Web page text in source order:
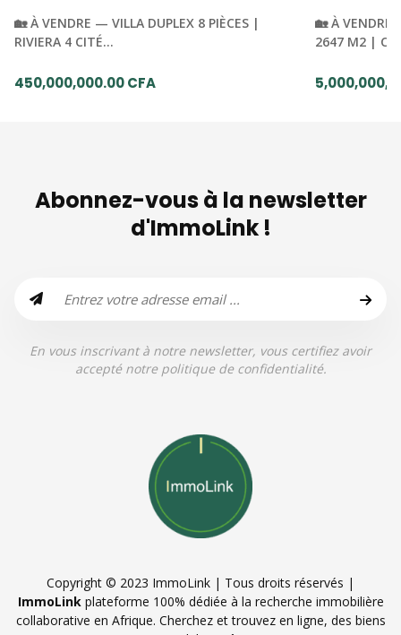
🏡 À VENDRE — VILLA DUPLEX 8 PIÈCES |
RIVIERA 4 CITÉ…
450,000,000.00 CFA
🏡 À VENDRE
2647 M2 |
Abonnez-vous à la newsletter
d'ImmoLink !
En vous inscrivant à notre newsletter, vous certifiez avoir
accepté notre politique de confidentialité.
Copyright © 2023 ImmoLink | Tous droits réservés |
ImmoLinkplateforme 100% dédiée à la recherche immobilière
collaborative en Afrique. Cherchez et trouvez en ligne, des biens